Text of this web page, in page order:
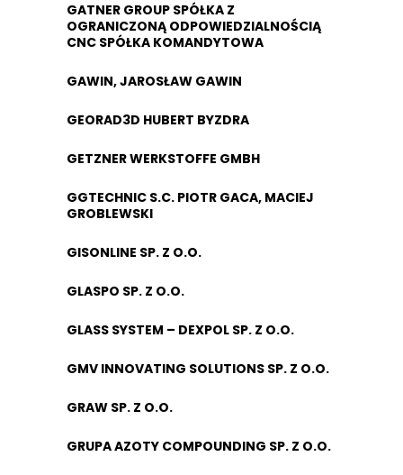
GATNER GROUP SPÓŁKA Z
OGRANICZONĄ ODPOWIEDZIALNOŚCIĄ
CNC SPÓŁKA KOMANDYTOWA
GAWIN, JAROSŁAW GAWIN
GEORAD3D HUBERT BYZDRA
GETZNER WERKSTOFFE GMBH
GGTECHNIC S.C. PIOTR GACA, MACIEJ
GROBLEWSKI
GISONLINE SP. Z O.O.
GLASPO SP. Z O.O.
GLASS SYSTEM – DEXPOL SP. Z O.O.
GMV INNOVATING SOLUTIONS SP. Z O.O.
GRAW SP. Z O.O.
GRUPA AZOTY COMPOUNDING SP. Z O.O.